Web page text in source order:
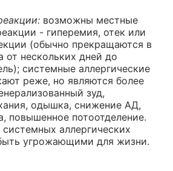
возможны местные
- гиперемия, отек или
(обычно прекращаются в
от нескольких дней до
системные аллергические
реже, но являются более
зуд,
одышка, снижение АД,
повышенное потоотделение.
аллергических
угрожающими для жизни.